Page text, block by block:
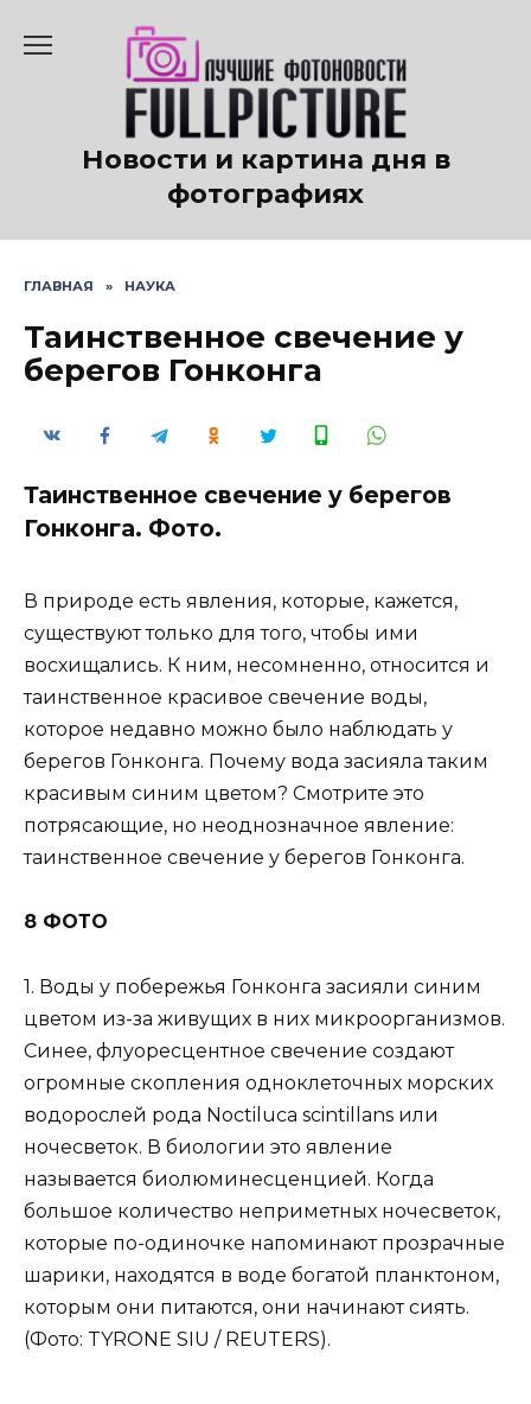
содержанию
Новости и картина дня в
фотографиях
ГЛАВНАЯ » НАУКА
Таинственное свечение у
берегов Гонконга
Таинственное свечение у берегов
Гонконга. Фото.
В природе есть явления, которые, кажется,
существуют только для того, чтобы ими
восхищались. К ним, несомненно, относится и
таинственное красивое свечение воды,
которое недавно можно было наблюдать у
берегов Гонконга. Почему вода засияла таким
красивым синим цветом? Смотрите это
потрясающие, но неоднозначное явление:
таинственное свечение у берегов Гонконга.
8 ФОТО
1. Воды у побережья Гонконга засияли синим
цветом из-за живущих в них микроорганизмов.
Синее, флуоресцентное свечение создают
огромные скопления одноклеточных морских
водорослей рода Noctiluca scintillans или
ночесветок. В биологии это явление
называется биолюминесценцией. Когда
большое количество неприметных ночесветок,
которые по-одиночке напоминают прозрачные
шарики, находятся в воде богатой планктоном,
которым они питаются, они начинают сиять.
(Фото: TYRONE SIU / REUTERS).